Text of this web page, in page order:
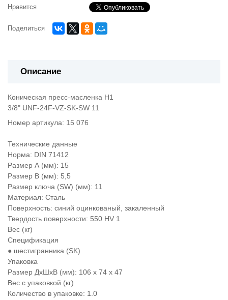
Нравится
Поделиться
Описание
Коническая пресс-масленка Н1
3/8" UNF-24F-VZ-SK-SW 11
Номер артикула: 15 076
Технические данные
Норма: DIN 71412
Размер А (мм): 15
Размер В (мм): 5,5
Размер ключа (SW) (мм): 11
Материал: Сталь
Поверхность: синий оцинкованый, закаленный
Твердость поверхности: 550 HV 1
Вес (кг)
Спецификация
● шестигранника (SK)
Упаковка
Размер ДхШхВ (мм): 106 x 74 x 47
Вес с упаковкой (кг)
Количество в упаковке: 1.0